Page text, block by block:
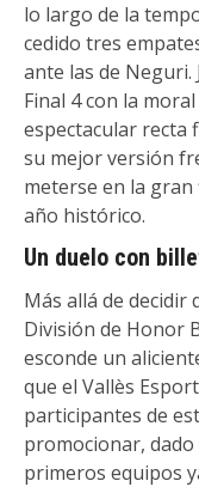
lo largo de la
cedido tres
ante las de Neguri.
Final 4 con la
espectacular recta
su mejor versión
meterse en la
año histórico.
Un duelo con
Más allá de
División de Honor
esconde un
que el Vallès
participantes de
promocionar,
primeros equipos